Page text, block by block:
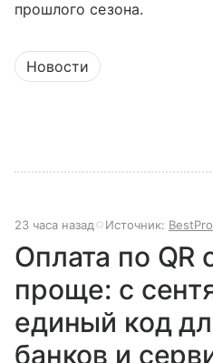
прошлого сезона.
Новости
23 часа назад Источник:
Оплата по QR
проще: с
единый код
банков и